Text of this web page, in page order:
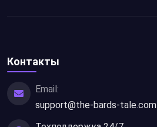
Контакты
Email:
support@the-bards-tale.com